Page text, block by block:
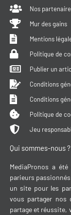
Nos
Mur des gains
Mentions
Politique de
Publier un
Conditions
Conditions
Politique de
Jeu
Qui sommes-nous ?
MediaPronos a
parieurs
un site pour les
vous partager nos
partage et